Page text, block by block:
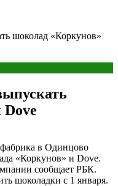
шоколад «Коркунов»
в Одинцово
«Коркунов» и Dove.
сообщает РБК.
шоколадки с 1 января.